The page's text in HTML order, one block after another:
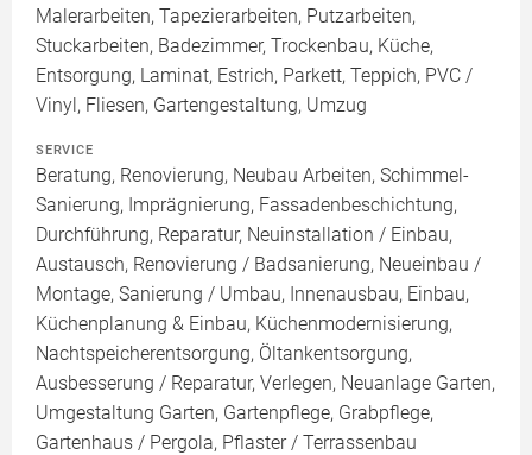
Malerarbeiten, Tapezierarbeiten, Putzarbeiten,
Stuckarbeiten, Badezimmer, Trockenbau, Küche,
Entsorgung, Laminat, Estrich, Parkett, Teppich, PVC /
Vinyl, Fliesen, Gartengestaltung, Umzug
SERVICE
Beratung, Renovierung, Neubau Arbeiten, Schimmel-
Sanierung, Imprägnierung, Fassadenbeschichtung,
Durchführung, Reparatur, Neuinstallation / Einbau,
Austausch, Renovierung / Badsanierung, Neueinbau /
Montage, Sanierung / Umbau, Innenausbau, Einbau,
Küchenplanung & Einbau, Küchenmodernisierung,
Nachtspeicherentsorgung, Öltankentsorgung,
Ausbesserung / Reparatur, Verlegen, Neuanlage Garten,
Umgestaltung Garten, Gartenpflege, Grabpflege,
Gartenhaus / Pergola, Pflaster / Terrassenbau